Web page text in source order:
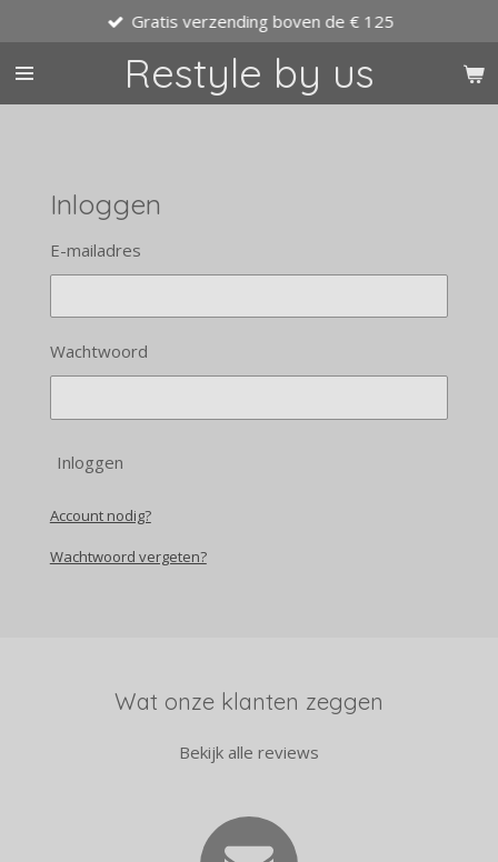
direct
naar
Restyle by us
Gratis verzending boven de € 125
Inloggen
E-mailadres
Wachtwoord
Inloggen
Account nodig?
Wachtwoord vergeten?
Wat onze klanten zeggen
Bekijk alle reviews